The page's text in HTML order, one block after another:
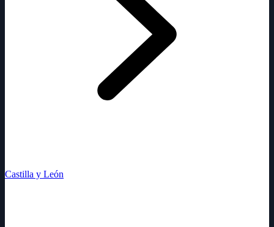
Castilla y León